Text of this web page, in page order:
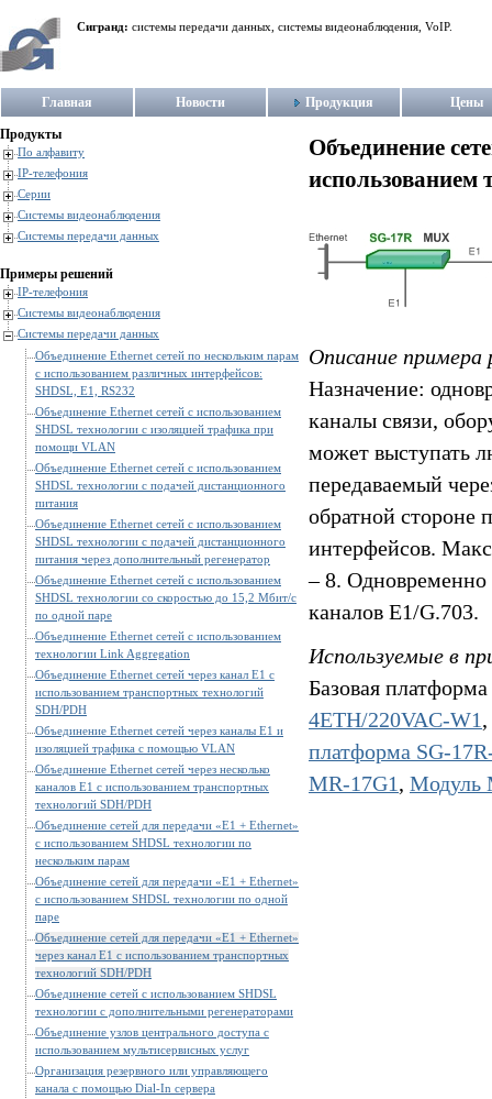
Сигранд: системы передачи данных, системы видеонаблюдения, VoIP.
Главная Новости Продукция Цены
Продукты
По алфавиту
IP-телефония
Серии
Системы видеонаблюдения
Системы передачи данных
Примеры решений
IP-телефония
Системы видеонаблюдения
Системы передачи данных
Объединение Ethernet сетей по нескольким парам
с использованием различных интерфейсов:
SHDSL, E1, RS232
Объединение Ethernet сетей с использованием
SHDSL технологии с изоляцией трафика при
помощи VLAN
Объединение Ethernet сетей с использованием
SHDSL технологии с подачей дистанционного
питания
Объединение Ethernet сетей с использованием
SHDSL технологии с подачей дистанционного
питания через дополнительный регенератор
Объединение Ethernet сетей с использованием
SHDSL технологии со скоростью до 15,2 Мбит/c
по одной паре
Объединение Ethernet сетей с использованием
технологии Link Aggregation
Объединение Ethernet сетей через канал E1 c
использованием транспортных технологий
SDH/PDH
Объединение Ethernet сетей через каналы E1 и
изоляцией трафика с помощью VLAN
Объединение Ethernet сетей через несколько
каналов E1 c использованием транспортных
технологий SDH/PDH
Объединение сетей для передачи «E1 + Ethernet»
с использованием SHDSL технологии по
нескольким парам
Объединение сетей для передачи «E1 + Ethernet»
с использованием SHDSL технологии по одной
паре
Объединение сетей для передачи «E1 + Ethernet»
через канал E1 c использованием транспортных
технологий SDH/PDH
Объединение сетей с использованием SHDSL
технологии с дополнительными регенераторами
Объединение узлов центрального доступа с
использованием мультисервисных услуг
Организация резервного или управляющего
канала с помощью Dial-In сервера
Объединение
использованием
Описание примера
Назначение:
каналы связи,
может выступать
передаваемый
обратной стороне
интерфейсов.
– 8. Одновременно
каналов E1/G.703.
Используемые в
Базовая
4ETH/220VAC-W1,
платформа SG-
MR-17G1, Модуль